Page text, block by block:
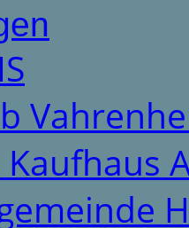
Kaufhaus